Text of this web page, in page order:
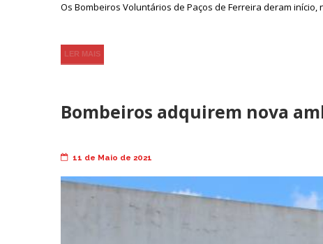
Os Bombeiros Voluntários de Paços de Ferreira deram início,
LER MAIS
Bombeiros adquirem nova
11 de Maio de 2021